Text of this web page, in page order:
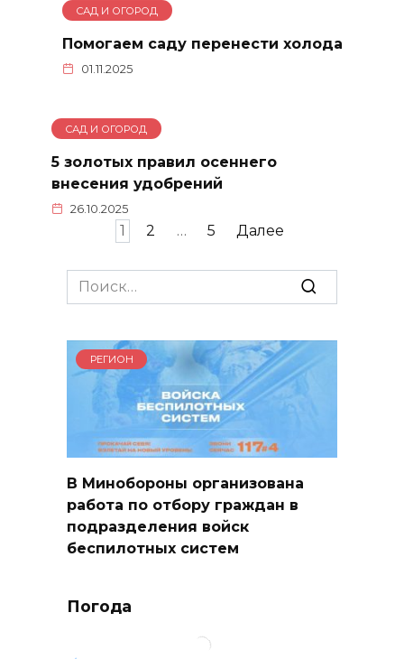
САД И ОГОРОД
Помогаем саду перенести холода
01.11.2025
САД И ОГОРОД
5 золотых правил осеннего
внесения удобрений
26.10.2025
1 2 … 5 Далее
Search
for:
РЕГИОН
В Минобороны организована
работа по отбору граждан в
подразделения войск
беспилотных систем
Погода